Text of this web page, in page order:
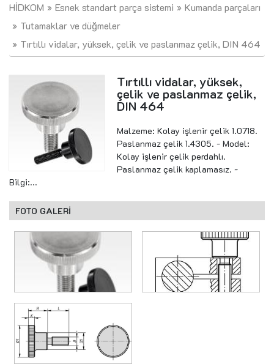
HİDKOM Esnek standart parça sistemi
Kumanda parçaları
Tutamaklar ve düğmeler
Tırtıllı vidalar, yüksek, çelik ve paslanmaz çelik, DIN 464
Tırtıllı vidalar, yüksek,
çelik ve paslanmaz çelik,
DIN 464
Malzeme: Kolay işlenir çelik 1.0718.
Paslanmaz çelik 1.4305. - Model:
Kolay işlenir çelik perdahlı.
Paslanmaz çelik kaplamasız. -
Bilgi:...
FOTO GALERİ